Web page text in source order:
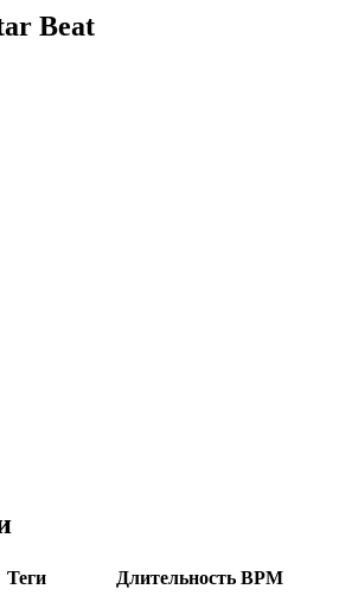
Beat
Теги Длительность BPM